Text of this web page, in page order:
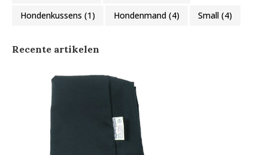
Hondenkussens (1) Hondenmand (4) Small (4)
Recente artikelen